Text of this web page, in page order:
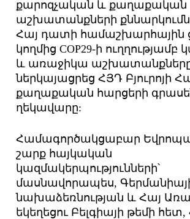
քարոզչական և քաղաքական
աշխատանքների քննարկումն
Հայ դատի համաշխարհային
կողմից COP29-ի
և առաջիկա
ներկայացրեց ՀՅԴ Բյուրոյի
քաղաքական հարցերի
ղեկավարը:
Համագործակցաբար
շարք հայկական
կազմակերպությունների՝
մասնավորապես, Գերմանիայի
նախաձեռնության և Հայ
եկեղեցու Բելգիայի թեմի